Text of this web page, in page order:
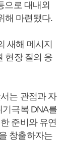
으로 대내외
해 마련됐다.
새해 메시지
현장 질의 응
는 관점과 자
극복 DNA를
준비와 유연
창출하자는